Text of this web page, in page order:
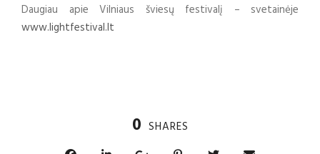
Daugiau apie Vilniaus šviesų festivalį – svetainėje
www.lightfestival.lt
0 SHARES